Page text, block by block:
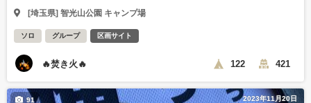
[埼玉県] 智光山公園 キャンプ場
ソロ グループ 区画サイト
🔥焚き火🔥 122 421
2023年11月20日
91